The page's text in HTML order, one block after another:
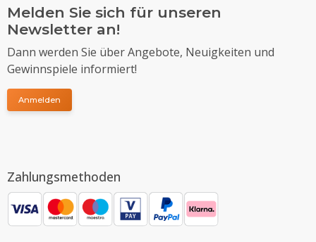
Melden Sie sich für unseren
Newsletter an!
Dann werden Sie über Angebote, Neuigkeiten und
Gewinnspiele informiert!
Anmelden
Zahlungsmethoden